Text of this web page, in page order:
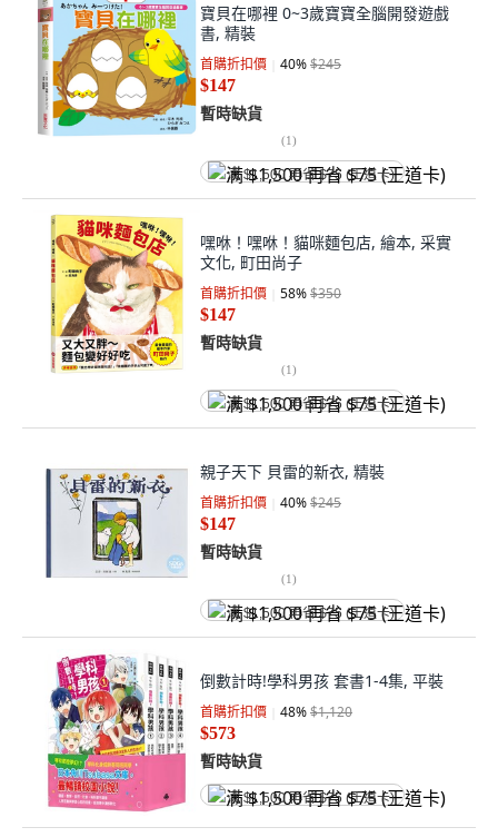
寶貝在哪裡 0~3歲寶寶全腦開發遊戲
書, 精裝
首購折扣價 40%$245
$147
暫時缺貨
(1)
满 $1,500 再省 $75 (王道卡)
嘿咻！嘿咻！貓咪麵包店, 繪本, 采實
文化, 町田尚子
首購折扣價 58%$350
$147
暫時缺貨
(1)
满 $1,500 再省 $75 (王道卡)
親子天下 貝雷的新衣, 精裝
首購折扣價 40%$245
$147
暫時缺貨
(1)
满 $1,500 再省 $75 (王道卡)
倒數計時!學科男孩 套書1-4集, 平裝
首購折扣價 48%$1,120
$573
暫時缺貨
满 $1,500 再省 $75 (王道卡)